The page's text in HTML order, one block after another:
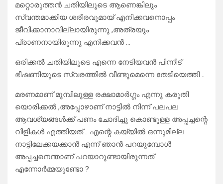
മറ്റൊരുത്തൻ ചതിയിലൂടെ ആണെങ്കിലും
സ്വന്തമാക്കിയ ശരീരവുമായ് എനിക്കവനൊപ്പം
ജീവിക്കാനാവില്ലായിരുന്നു ,അത്രയും
പ്രാണനായിരുന്നു എനിക്കവൻ …
ഒരിക്കൽ ചതിയിലൂടെ എന്നെ നേടിയവൻ പിന്നീട്
ഭീഷണിയുടെ സ്വരത്തിൽ വീണ്ടുമെന്നെ തേടിയെത്തി ..
മരണമാണ് മുമ്പിലുള്ള രക്ഷാമാർഗ്ഗം എന്നു കരുതി
യൊരിക്കൽ ,അപ്പോഴാണ് നാട്ടിൽ നിന്ന് പലപല
ആവശ്യങ്ങൾക്ക് പണം ചോദിച്ചു കൊണ്ടുള്ള അപ്പച്ചന്റെ
വിളികൾ എത്തിയത്… എന്റെ കയ്യിൽ ഒന്നുമില്ല
നാട്ടിലേക്കയക്കാൻ എന്ന് ഞാൻ പറയുമ്പോൾ
അപ്പച്ചനെന്താണ് പറയാറുണ്ടായിരുന്നത്
എന്നോർമ്മയുണ്ടോ ?